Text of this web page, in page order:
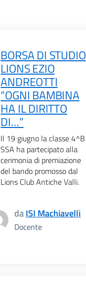
BORSA DI STUDIO
LIONS EZIO
ANDREOTTI
“OGNI BAMBINA
HA IL DIRITTO
DI…”
Il 19 giugno la classe 4^B
SSA ha partecipato alla
cerimonia di premiazione
del bando promosso dal
Lions Club Antiche Valli.
daISI Machiavelli
Docente